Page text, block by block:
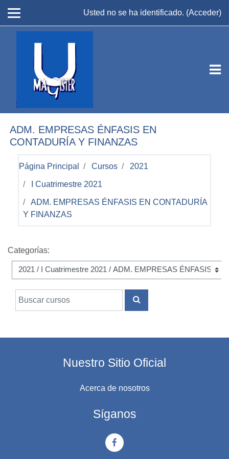
Usted no se ha identificado. (Acceder)
ADM. EMPRESAS ÉNFASIS EN
CONTADURÍA Y FINANZAS
Página Principal Cursos 2021
I Cuatrimestre 2021
ADM. EMPRESAS ÉNFASIS EN CONTADURÍA
Y FINANZAS
Categorías:
Buscar cursos
BUSCAR CURSOS
Nuestro Sitio Oficial
Acerca de nosotros
Síganos